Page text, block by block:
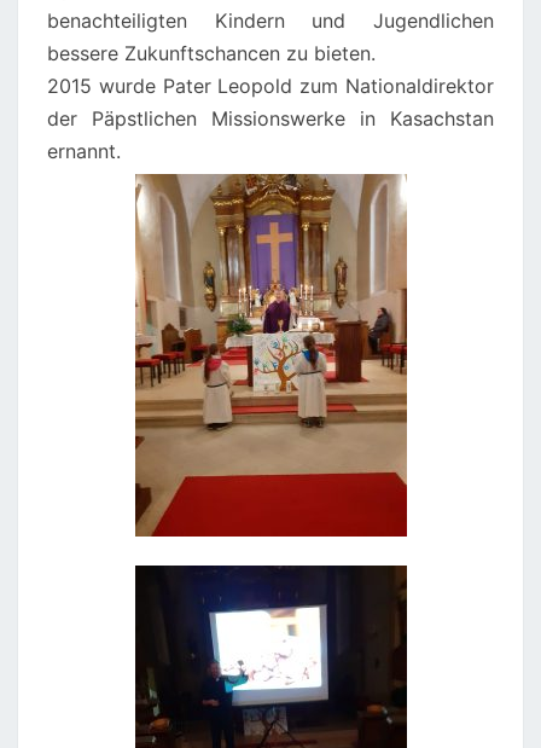
benachteiligten Kindern und Jugendlichen
bessere Zukunftschancen zu bieten.
2015 wurde Pater Leopold zum Nationaldirektor
der Päpstlichen Missionswerke in Kasachstan
ernannt.